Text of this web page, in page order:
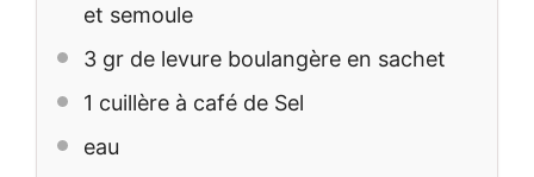
et semoule
3 gr de levure boulangère en sachet
1 cuillère à café de Sel
eau